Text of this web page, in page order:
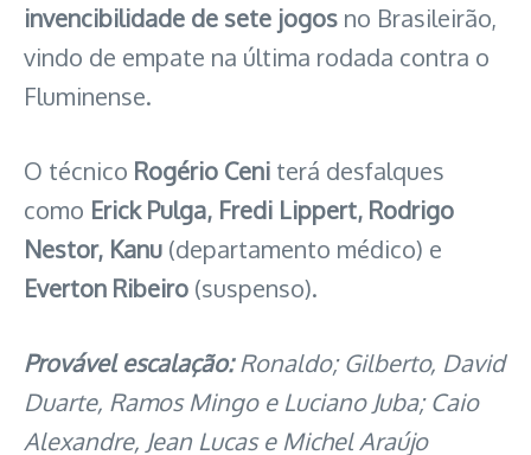
invencibilidade de sete jogos no Brasileirão,
vindo de empate na última rodada contra o
Fluminense.
O técnico Rogério Ceni terá desfalques
como Erick Pulga, Fredi Lippert, Rodrigo
Nestor, Kanu (departamento médico) e
Everton Ribeiro (suspenso).
Provável escalação:Ronaldo; Gilberto, David
Duarte, Ramos Mingo e Luciano Juba; Caio
Alexandre, Jean Lucas e Michel Araújo